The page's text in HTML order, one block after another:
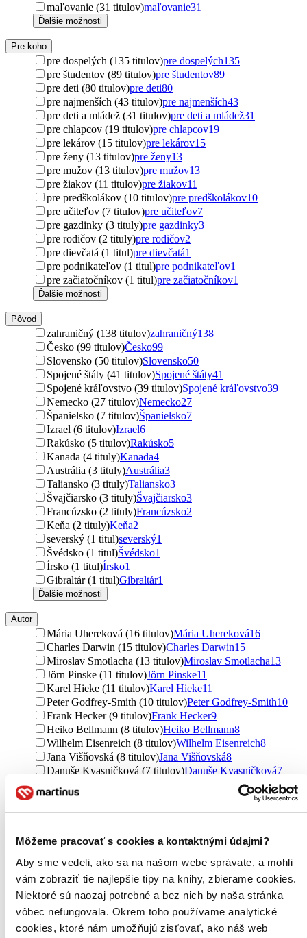
Môžeme pracovať s cookies a kontaktnými údajmi?
Aby sme vedeli, ako sa na našom webe správate, a mohli
vám zobraziť tie najlepšie tipy na knihy, zbierame cookies.
Niektoré sú naozaj potrebné a bez nich by naša stránka
vôbec nefungovala. Okrem toho používame analytické
cookies, ktoré nám umožňujú zisťovať, ako náš web
maľovanie (31 titulov)maľovanie31
Ďalšie možnosti
Pre koho
pre dospelých (135 titulov)pre dospelých135
pre študentov (89 titulov)pre študentov89
pre deti (80 titulov)pre deti80
pre najmenších (43 titulov)pre najmenších43
pre deti a mládež (31 titulov)pre deti a mládež31
pre chlapcov (19 titulov)pre chlapcov19
pre lekárov (15 titulov)pre lekárov15
pre ženy (13 titulov)pre ženy13
pre mužov (13 titulov)pre mužov13
pre žiakov (11 titulov)pre žiakov11
pre predškolákov (10 titulov)pre predškolákov10
pre učiteľov (7 titulov)pre učiteľov7
pre gazdinky (3 tituly)pre gazdinky3
pre rodičov (2 tituly)pre rodičov2
pre dievčatá (1 titul)pre dievčatá1
pre podnikateľov (1 titul)pre podnikateľov1
pre začiatočníkov (1 titul)pre začiatočníkov1
Ďalšie možnosti
Pôvod
zahraničný (138 titulov)zahraničný138
Česko (99 titulov)Česko99
Slovensko (50 titulov)Slovensko50
Spojené štáty (41 titulov)Spojené štáty41
Spojené kráľovstvo (39 titulov)Spojené kráľovstvo39
Nemecko (27 titulov)Nemecko27
Španielsko (7 titulov)Španielsko7
Izrael (6 titulov)Izrael6
Rakúsko (5 titulov)Rakúsko5
Kanada (4 tituly)Kanada4
Austrália (3 tituly)Austrália3
Taliansko (3 tituly)Taliansko3
Švajčiarsko (3 tituly)Švajčiarsko3
Francúzsko (2 tituly)Francúzsko2
Keňa (2 tituly)Keňa2
severský (1 titul)severský1
Švédsko (1 titul)Švédsko1
Írsko (1 titul)Írsko1
Gibraltár (1 titul)Gibraltár1
Ďalšie možnosti
Autor
Mária Uhereková (16 titulov)Mária Uhereková16
Charles Darwin (15 titulov)Charles Darwin15
Miroslav Smotlacha (13 titulov)Miroslav Smotlacha13
Jörn Pinske (11 titulov)Jörn Pinske11
Karel Hieke (11 titulov)Karel Hieke11
Peter Godfrey-Smith (10 titulov)Peter Godfrey-Smith10
Frank Hecker (9 titulov)Frank Hecker9
Heiko Bellmann (8 titulov)Heiko Bellmann8
Wilhelm Eisenreich (8 titulov)Wilhelm Eisenreich8
Jana Višňovská (8 titulov)Jana Višňovská8
Danuše Kvasničková (7 titulov)Danuše Kvasničková7
7
Matt Ridley (6 titulov)
Richard Dawkins (6 titulov)Richard Dawkins6
Roland Spohn (5 titulov) Roland Spohn5
Maria Treben (5 titulov)Maria Treben 5
František Kyncl (5 titulov) František Kyncl5
Petr Pasečný (4 tituly)Petr Pasečný4
Rowan Robinson (4 tituly)Rowan Robinson4
Wolf-Dieter Storl (4 tituly)
Wolf-Dieter Storl
Einhard Bezzel (4 tituly)Einhard Bezzel4